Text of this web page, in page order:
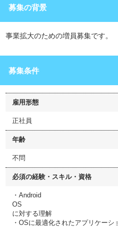
募集の背景
事業拡大のための増員募集です。
募集条件
雇用形態
正社員
年齢
不問
必須の経験・スキル・資格
・Android
OS
に対する理解
・OSに最適化されたアプリケーシ